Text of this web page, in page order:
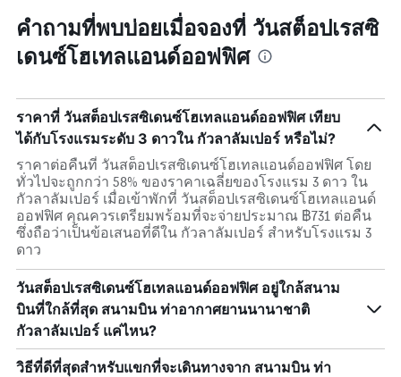
คำถามที่พบบ่อยเมื่อจองที่ วันสต็อปเรสซิ
เดนซ์โฮเทลแอนด์ออฟฟิศ
ราคาที่ วันสต็อปเรสซิเดนซ์โฮเทลแอนด์ออฟฟิศ เทียบ
ได้กับโรงแรมระดับ 3 ดาวใน กัวลาลัมเปอร์ หรือไม่?
ราคาต่อคืนที่ วันสต็อปเรสซิเดนซ์โฮเทลแอนด์ออฟฟิศ โดย
ทั่วไปจะถูกกว่า 58% ของราคาเฉลี่ยของโรงแรม 3 ดาว ใน
กัวลาลัมเปอร์ เมื่อเข้าพักที่ วันสต็อปเรสซิเดนซ์โฮเทลแอนด์
ออฟฟิศ คุณควรเตรียมพร้อมที่จะจ่ายประมาณ ฿731 ต่อคืน
ซึ่งถือว่าเป็นข้อเสนอที่ดีใน กัวลาลัมเปอร์ สำหรับโรงแรม 3
ดาว
วันสต็อปเรสซิเดนซ์โฮเทลแอนด์ออฟฟิศ อยู่ใกล้สนาม
บินที่ใกล้ที่สุด สนามบิน ท่าอากาศยานนานาชาติ
กัวลาลัมเปอร์ แค่ไหน?
วิธีที่ดีที่สุดสำหรับแขกที่จะเดินทางจาก สนามบิน ท่า